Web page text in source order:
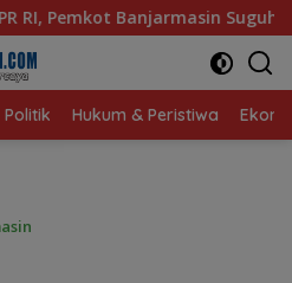
Cita Rasa Khas Banjar
Politik Hukum & Peristiwa